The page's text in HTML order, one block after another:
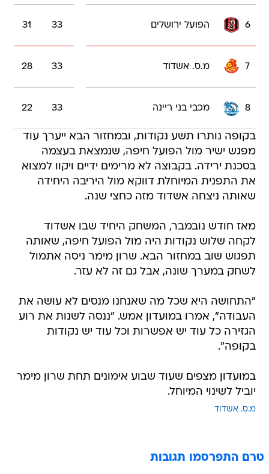
6 הפועל ירושלים 33
31
7 מ.ס. אשדוד 33
28
8 מכבי בני ריינה 33
22
בקופה נותרו תשע נקודות, ובמחזור הבא ייערך עוד
מפגש ישיר מול הפועל חיפה, שנמצאת בעצמה
בסכנת ירידה. בקבוצה לא מרימים ידיים ויקוו למצוא
את התפנית המיוחלת דווקא מול היריבה היחידה
שאותה ניצחה אשדוד מזה כחצי שנה.
מאז חודש נובמבר, המשחק היחיד שבו אשדוד
לקחה שלוש נקודות היה מול הפועל חיפה, שאותה
תפגוש שוב במחזור הבא. שרון מימר ניסה אתמול
לשחק במערך שונה, אבל גם זה לא עזר.
"התחושה היא שכל מה שאנחנו מנסים לא עושה את
העבודה", אמרו במועדון אמש. "ננסה לשנות את רוע
הגזירה כל עוד יש אפשרות וכל עוד יש נקודות
בקופה".
במועדון מצפים שעוד שבוע אימונים תחת שרון מימר
יוביל לשינוי המיוחל.
מ.ס. אשדוד
טרם התפרסמו תגובות